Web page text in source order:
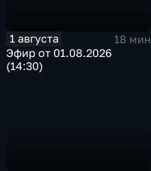
1 августа
18 мин
Эфир от 01.08.2026
(14:30)